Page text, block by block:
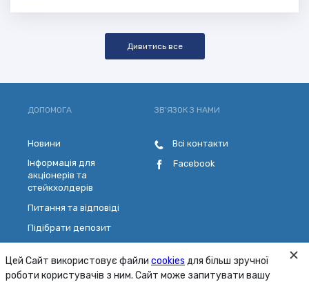
Дивитись все
Цей Сайт використовує файли cookies для більш зручної
роботи користувачів з ним. Сайт може запитувати вашу
ДОПОМОГА
Новини
Інформація для
акціонерів та
стейкхолдерів
Питання та відповіді
Підібрати депозит
Обрати платіжну картку
ЗВ'ЯЗОК З НАМИ
Всі контакти
Facebook